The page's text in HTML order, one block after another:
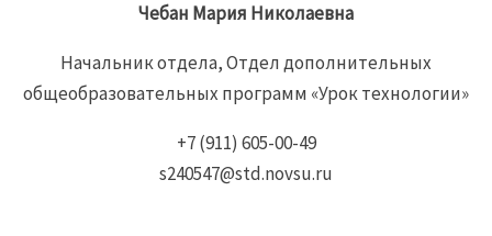
Чебан Мария Николаевна
Начальник отдела, Отдел дополнительных
общеобразовательных программ «Урок технологии»
+7 (911) 605-00-49
s240547@std.novsu.ru